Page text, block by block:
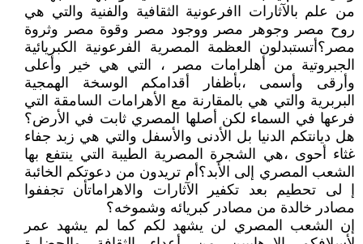
من علم بالآثارات اافرعونية الثقافية والفنية والتي هي
روح مصر وجوهر مصر ووجود مصر وقوة مصر وثروة
مصر؟أتستبدلون العظمة المصرية الفرعونية الكبريائية
الجبروتية من أهلرامات مصر ، التي هي خير وأعلى
وأرقى وأسمى ،بأظفار أقدامكم الوسخة الهمجية
البربرية والتي هي بالمقارنة مع الأهرامات السامقة التي
فرعها في السماء لكن أصلها المصري ثابت في الأرض؟
هل ديانتكم الدنيا بل الأدنى والأسفل والتي هي زبد جفاء
غثاء أحوى ،هي الشجرة المصرية الطيبة التي ينتفع بها
الشعب المصري إلى الأبد؟أم تريدون من دعوتكم الخائبة
إ لى تحطيم بعد تكفير الآثارات والاهراماتأن تجففوا
مصادر خالدة من مصادر كبريائه وشموخه؟
إن الشعب المصري لن يشهد لكم كما لم يشهد عمر